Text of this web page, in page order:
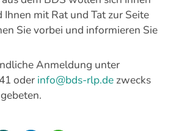
mit Rat und Tat zur Seite
Sie vorbei und informieren Sie
Anmeldung unter
oder info@bds-rlp.de zwecks